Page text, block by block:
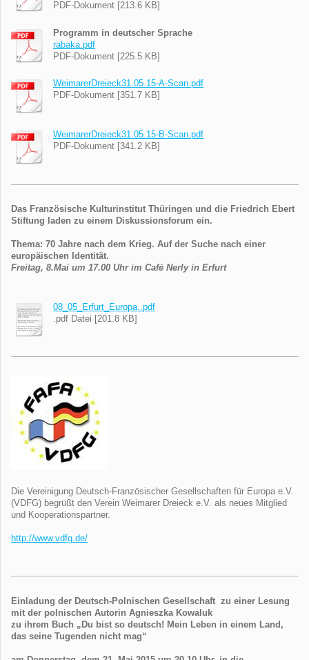
PDF-Dokument [213.6 KB]
Programm in deutscher Sprache
rabaka.pdf
PDF-Dokument [225.5 KB]
WeimarerDreieck31.05.15-A-Scan.pdf
PDF-Dokument [351.7 KB]
WeimarerDreieck31.05.15-B-Scan.pdf
PDF-Dokument [341.2 KB]
Das Französische Kulturinstitut Thüringen und die Friedrich Ebert
Stiftung laden zu einem Diskussionsforum ein.
Thema: 70 Jahre nach dem Krieg. Auf der Suche nach einer
europäischen Identität.
Freitag, 8.Mai um 17.00 Uhr im Café Nerly in Erfurt
08_05_Erfurt_Europa..pdf
.pdf Datei [201.8 KB]
Die Vereinigung Deutsch-Französischer Gesellschaften für Europa e.V.
(VDFG) begrüßt den Verein Weimarer Dreieck e.V. als neues Mitglied
und Kooperationspartner.
http://www.vdfg.de/
Einladung der Deutsch-Polnischen Gesellschaft zu einer Lesung
mit der polnischen Autorin Agnieszka Kowaluk
zu ihrem Buch „Du bist so deutsch! Mein Leben in einem Land,
das seine Tugenden nicht mag“